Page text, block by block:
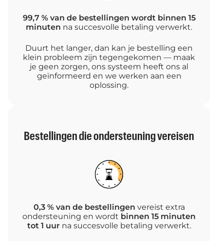
99,7 % van de bestellingen wordt binnen 15
minuten na succesvolle betaling verwerkt.
Duurt het langer, dan kan je bestelling een
klein probleem zijn tegengekomen — maak
je geen zorgen, ons systeem heeft ons al
geïnformeerd en we werken aan een
oplossing.
Bestellingen die ondersteuning vereisen
0,3 % van de bestellingen vereist extra
ondersteuning en wordt binnen 15 minuten
tot 1 uurna succesvolle betaling verwerkt.